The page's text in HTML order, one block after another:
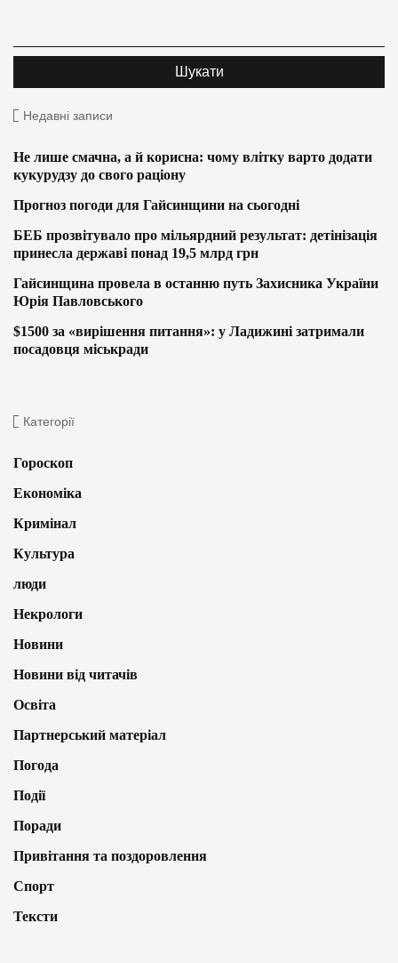
Недавні записи
Не лише смачна, а й корисна: чому влітку варто додати
кукурудзу до свого раціону
Прогноз погоди для Гайсинщини на сьогодні
БЕБ прозвітувало про мільярдний результат: детінізація
принесла державі понад 19,5 млрд грн
Гайсинщина провела в останню путь Захисника України
Юрія Павловського
$1500 за «вирішення питання»: у Ладижині затримали
посадовця міськради
Категорії
Гороскоп
Економіка
Кримінал
Культура
люди
Некрологи
Новини
Новини від читачів
Освіта
Партнерський матеріал
Погода
Події
Поради
Привітання та поздоровлення
Спорт
Тексти